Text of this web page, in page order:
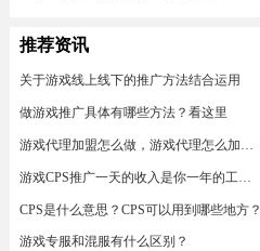
推荐资讯
关于游戏线上线下的推广方法结合运用
做游戏推广具体有哪些方法？看这里
CPS是什么意思？CPS可以用到哪些地方？
游戏专服和混服有什么区别？